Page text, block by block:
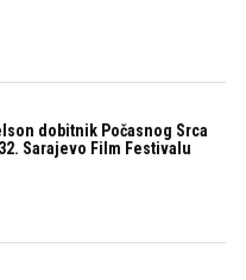
dobitnik Počasnog Srca
Sarajevo Film Festivalu